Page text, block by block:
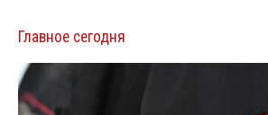
Главное сегодня